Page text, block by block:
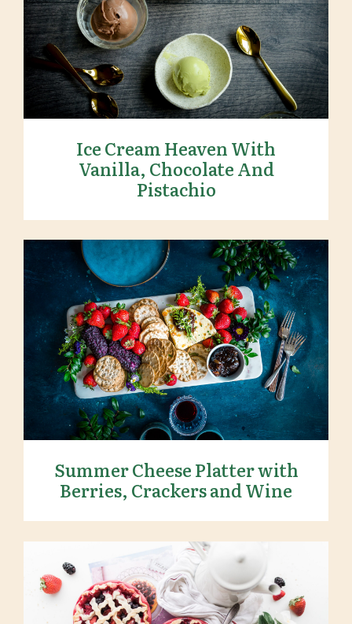
Ice Cream Heaven With Vanilla,
Chocolate And Pistachio
Ice Cream Heaven With
Vanilla, Chocolate And
Pistachio
Summer Cheese Platter with
Berries, Crackers and Wine
Summer Cheese Platter with
Berries, Crackers and Wine